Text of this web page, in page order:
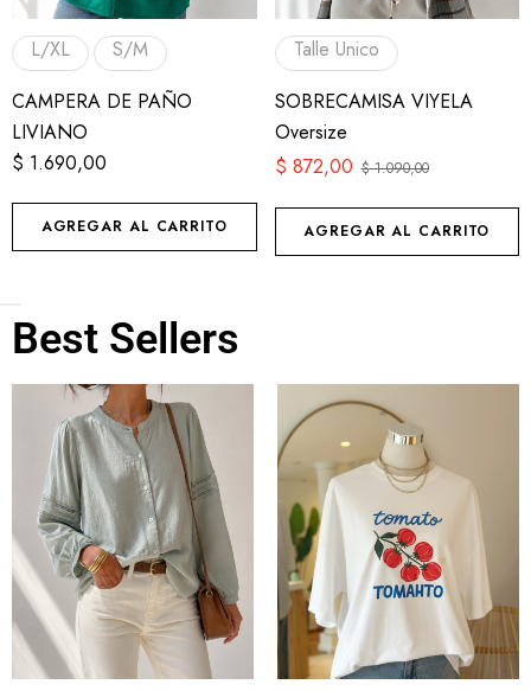
L/XL
S/M
CAMPERA DE PAÑO
LIVIANO
$ 1.690,00
AGREGAR AL CARRITO
Talle Unico
SOBRECAMISA VIYELA
Oversize
$1.090,00
$ 872,00
AGREGAR AL CARRITO
Best Sellers